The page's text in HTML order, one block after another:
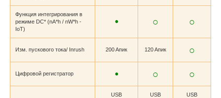
Функция интегрирования в
режиме DC* (nA*h / nW*h -
IoT)
• ○ ○
Изм. пускового тока/ Inrush 200 Aпик 120 Aпик ○
Цифровой регистратор • ○ ○
USB USB USB